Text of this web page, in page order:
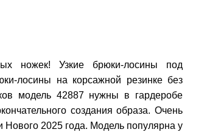
ножек! Узкие брюки-лосины под
лосины на корсажной резинке без
модель 42887 нужны в гардеробе
создания образа. Очень
Нового 2025 года. Модель популярна у